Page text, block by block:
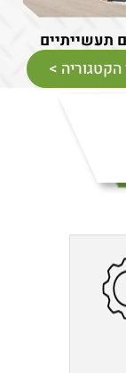
תעשייתיים
>